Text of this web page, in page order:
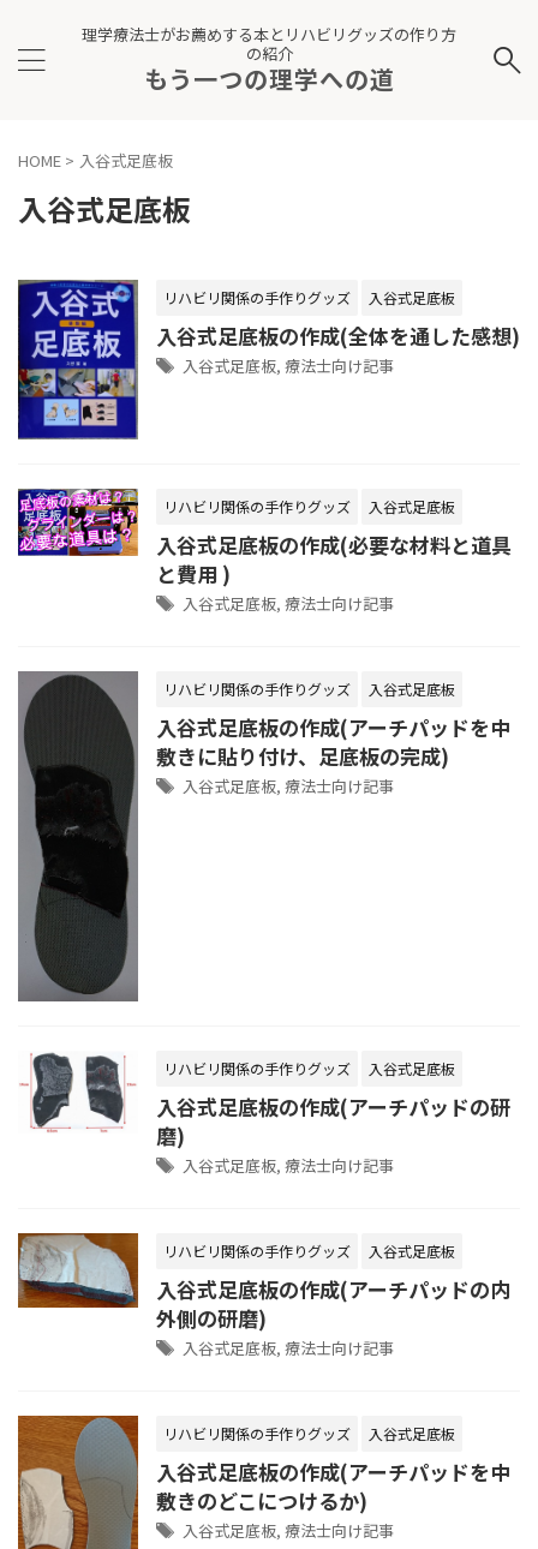
理学療法士がお薦めする本とリハビリグッズの作り方
の紹介
もう一つの理学への道
HOME > 入谷式足底板
入谷式足底板
リハビリ関係の手作りグッズ 入谷式足底板
入谷式足底板の作成(全体を通した感想)
入谷式足底板, 療法士向け記事
リハビリ関係の手作りグッズ 入谷式足底板
入谷式足底板の作成(必要な材料と道具
と費用 )
入谷式足底板, 療法士向け記事
リハビリ関係の手作りグッズ 入谷式足底板
入谷式足底板の作成(アーチパッドを中
敷きに貼り付け、足底板の完成)
入谷式足底板, 療法士向け記事
リハビリ関係の手作りグッズ 入谷式足底板
入谷式足底板の作成(アーチパッドの研
磨)
入谷式足底板, 療法士向け記事
リハビリ関係の手作りグッズ 入谷式足底板
入谷式足底板の作成(アーチパッドの内
外側の研磨)
入谷式足底板, 療法士向け記事
リハビリ関係の手作りグッズ 入谷式足底板
入谷式足底板の作成(アーチパッドを中
敷きのどこにつけるか)
入谷式足底板, 療法士向け記事